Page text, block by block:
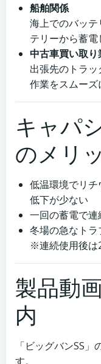
船舶関係
海上でのバッ
テリーから蓄電
中古車買い取り
出張先のトラ
作業をスムーズ
キャパ
のメリ
低温環境でリ
低下が少ない
一回の蓄電で
冬場の急なト
※連続使用後は
製品動
内
「ビッグバンSS
す。